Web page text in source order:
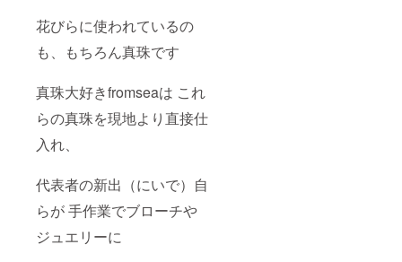
花びらに使われているの
も、もちろん真珠です
真珠大好きfromseaは これ
らの真珠を現地より直接仕
入れ、
代表者の新出（にいで）自
らが 手作業でブローチや
ジュエリーに